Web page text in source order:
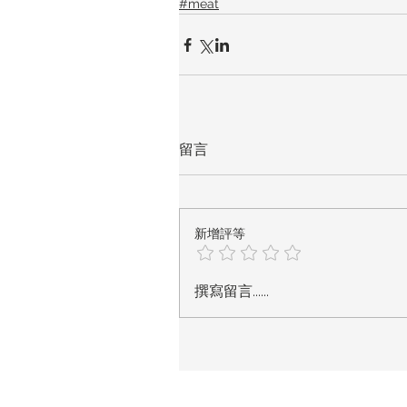
#meat
留言
新增評等
撰寫留言......